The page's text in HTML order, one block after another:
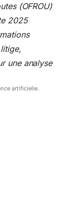
(OFROU)
2025
une analyse
artificielle.